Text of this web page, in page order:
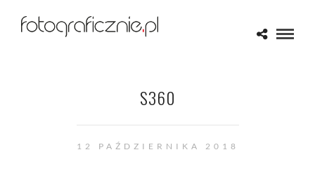
S360
12 PAŹDZIERNIKA 2018